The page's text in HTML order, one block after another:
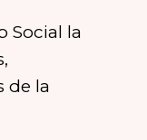
Social la
de la